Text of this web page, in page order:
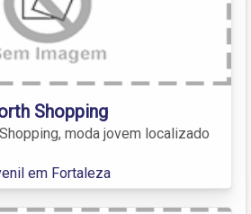
Shopping
moda jovem localizado
em Fortaleza